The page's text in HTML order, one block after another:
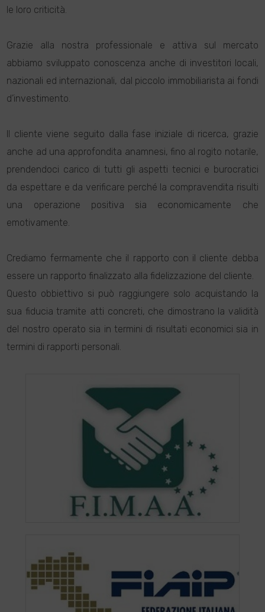
le loro criticità.
Grazie alla nostra professionale e attiva sul mercato
abbiamo sviluppato conoscenza anche di investitori locali,
nazionali ed internazionali, dal piccolo immobiliarista ai fondi
d’investimento.
Il cliente viene seguito dalla fase iniziale di ricerca, grazie
anche ad una approfondita anamnesi, fino al rogito notarile,
prendendoci carico di tutti gli aspetti tecnici e burocratici
da espettare e da verificare perché la compravendita risulti
una operazione positiva sia economicamente che
emotivamente.
Crediamo fermamente che il rapporto con il cliente debba
essere un rapporto finalizzato alla fidelizzazione del cliente.
Questo obbiettivo si può raggiungere solo acquistando la
sua fiducia tramite atti concreti, che dimostrano la validità
del nostro operato sia in termini di risultati economici sia in
termini di rapporti personali.